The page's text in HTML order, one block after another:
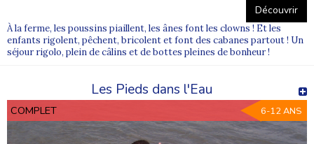
Découvrir
À la ferme, les poussins piaillent, les ânes font les clowns ! Et les
enfants rigolent, pêchent, bricolent et font des cabanes partout ! Un
séjour rigolo, plein de câlins et de bottes pleines de bonheur !
Les Pieds dans l'Eau
COMPLET 6-12 ANS